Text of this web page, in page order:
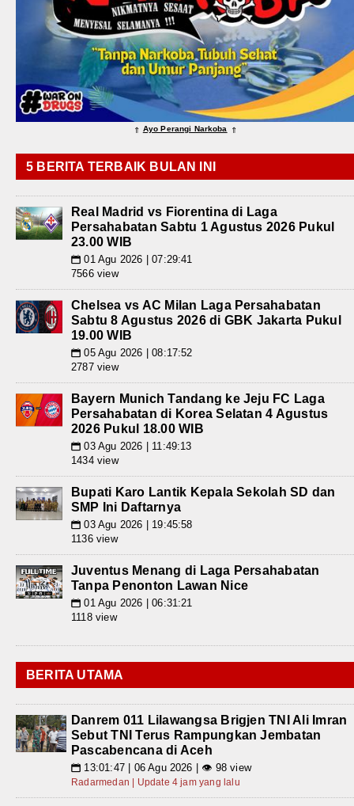
⇑ Ayo Perangi Narkoba ⇑
5 BERITA TERBAIK BULAN INI
Real Madrid vs Fiorentina di Laga
Persahabatan Sabtu 1 Agustus 2026 Pukul
23.00 WIB
📅 01 Agu 2026 | 07:29:41
7566 view
Chelsea vs AC Milan Laga Persahabatan
Sabtu 8 Agustus 2026 di GBK Jakarta Pukul
19.00 WIB
📅 05 Agu 2026 | 08:17:52
2787 view
Bayern Munich Tandang ke Jeju FC Laga
Persahabatan di Korea Selatan 4 Agustus
2026 Pukul 18.00 WIB
📅 03 Agu 2026 | 11:49:13
1434 view
Bupati Karo Lantik Kepala Sekolah SD dan
SMP Ini Daftarnya
📅 03 Agu 2026 | 19:45:58
1136 view
Juventus Menang di Laga Persahabatan
Tanpa Penonton Lawan Nice
📅 01 Agu 2026 | 06:31:21
1118 view
BERITA UTAMA
Danrem 011 Lilawangsa Brigjen TNI Ali Imran
Sebut TNI Terus Rampungkan Jembatan
Pascabencana di Aceh
📅 13:01:47 | 06 Agu 2026 | 👁 98 view
Radarmedan | Update 4 jam yang lalu